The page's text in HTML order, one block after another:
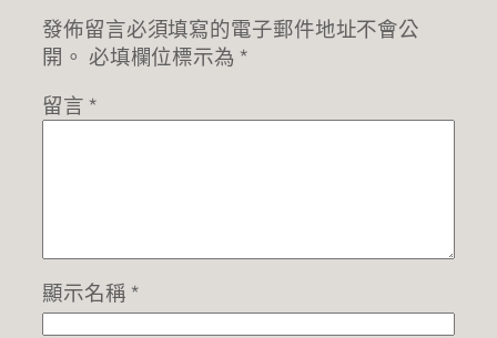
發佈留言必須填寫的電子郵件地址不會公
開。 必填欄位標示為 *
留言 *
顯示名稱 *